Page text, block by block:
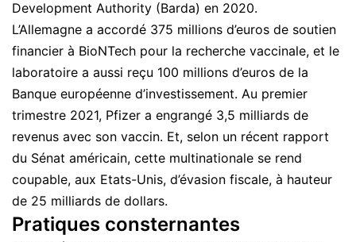
Development Authority (Barda) en 2020.
L’Allemagne a accordé 375 millions d’euros de soutien
financier à BioNTech pour la recherche vaccinale, et le
laboratoire a aussi reçu 100 millions d’euros de la
Banque européenne d’investissement. Au premier
trimestre 2021, Pfizer a engrangé 3,5 milliards de
revenus avec son vaccin. Et, selon un récent rapport
du Sénat américain, cette multinationale se rend
coupable, aux Etats-Unis, d’évasion fiscale, à hauteur
de 25 milliards de dollars.
Pratiques consternantes